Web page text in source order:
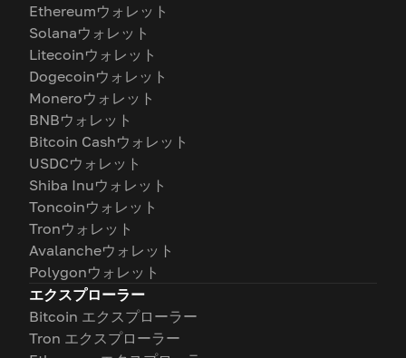
Ethereumウォレット
Solanaウォレット
Litecoinウォレット
Dogecoinウォレット
Moneroウォレット
BNBウォレット
Bitcoin Cashウォレット
USDCウォレット
Shiba Inuウォレット
Toncoinウォレット
Tronウォレット
Avalancheウォレット
Polygonウォレット
エクスプローラー
Bitcoin エクスプローラー
Tron エクスプローラー